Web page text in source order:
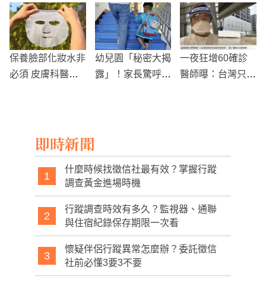
用大賽冠軍出爐
多元創意
保養臉部化妝水非
必須 皮膚科醫師
幼兒園「秘密大揭
露」！家長驚呼：
一夜狂增60確診
醫師曝：台灣只剩
即時新聞
1
什麼時候找徵信社最有效？掌握行蹤
調查黃金進場時機
2
行蹤調查時效有多久？監視器、通聯
與住宿紀錄保存期限一次看
3
懷疑伴侶行蹤異常怎麼辦？委託徵信
社前必懂3要3不要